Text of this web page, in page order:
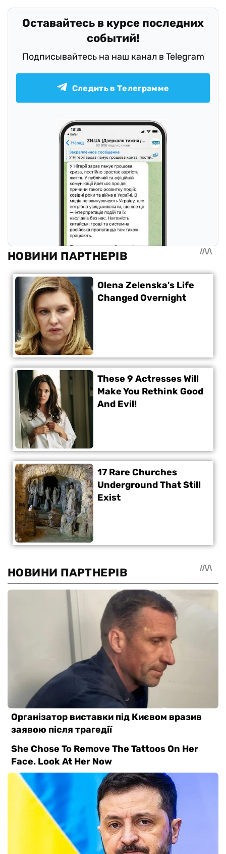
Оставайтесь в курсе последних
событий!
Подписывайтесь на наш канал в Telegram
Следить в Телеграмме